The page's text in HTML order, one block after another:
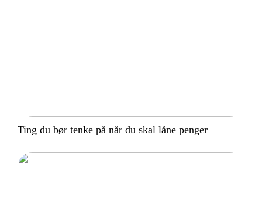
Ting du bør tenke på når du skal låne penger